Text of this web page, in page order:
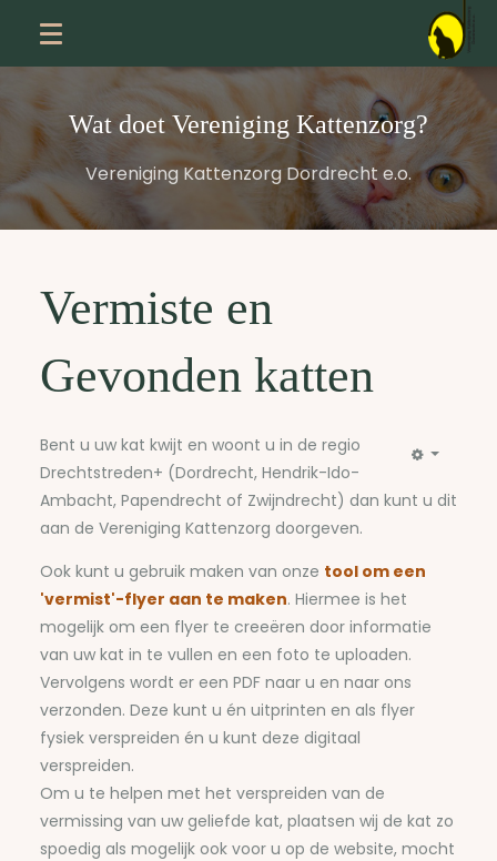
Wat doet Vereniging Kattenzorg?
Vereniging Kattenzorg Dordrecht e.o.
Vermiste en
Gevonden katten
Bent u uw kat kwijt en woont u in de regio
Drechtstreden+ (Dordrecht, Hendrik-Ido-
Ambacht, Papendrecht of Zwijndrecht) dan kunt u dit
aan de Vereniging Kattenzorg doorgeven.
Ook kunt u gebruik maken van onze tool om een
'vermist'-flyer aan te maken. Hiermee is het
mogelijk om een flyer te creeëren door informatie
van uw kat in te vullen en een foto te uploaden.
Vervolgens wordt er een PDF naar u en naar ons
verzonden. Deze kunt u én uitprinten en als flyer
fysiek verspreiden én u kunt deze digitaal
verspreiden.
Om u te helpen met het verspreiden van de
vermissing van uw geliefde kat, plaatsen wij de kat zo
spoedig als mogelijk ook voor u op de website, mocht